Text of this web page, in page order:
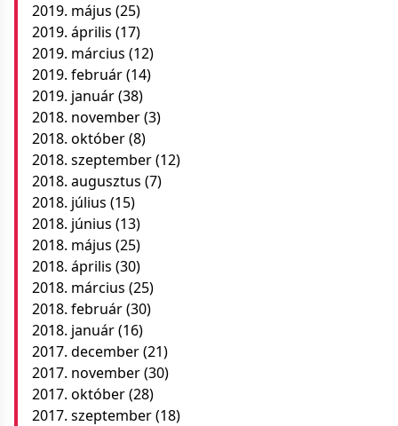
2019. május (25)
2019. április (17)
2019. március (12)
2019. február(14)
2019. január(38)
2018. november(3)
2018. október(8)
2018. szeptember(12)
2018. augusztus (7)
2018. július (15)
2018. június (13)
2018. május (25)
2018. április (30)
2018. március (25)
2018. február(30)
2018. január(16)
2017. december(21)
2017. november(30)
2017. október(28)
2017. szeptember(18)